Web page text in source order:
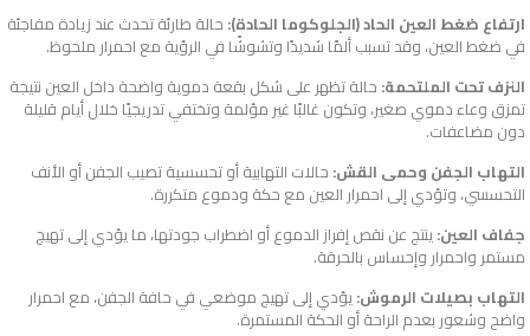
ارتفاع ضغط العين الحاد (الجلوكوما الحادة): حالة طارئة تحدث عند زيادة مفاجئة
في ضغط العين، وقد تسبب ألمًا شديدًا وتشوشًا في الرؤية مع احمرار ملحوظ.
النزف تحت الملتحمة: حالة تظهر على شكل بقعة دموية واضحة داخل العين نتيجة
تمزق وعاء دموي صغير، وتكون غالبًا غير مؤلمة وتختفي تدريجيًا خلال أيام قليلة
دون مضاعفات.
التهاب الجفن وحمى القش: حالات التهابية أو تحسسية تصيب الجفن أو الأنف
التحسسي، وتؤدي إلى احمرار العين مع حكة ودموع متكررة.
جفاف العين:ينتج عن نقص إفراز الدموع أو اضطراب جودتها، ما يؤدي إلى تهيج
مستمر واحمرار وإحساس بالحرقة.
التهاب بصيلات الرموش:يؤدي إلى تهيج موضعي في حافة الجفن، مع احمرار
واضح وشعور بعدم الراحة أو الحكة المستمرة.